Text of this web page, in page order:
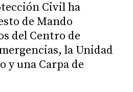
Civil ha
de Mando
del Centro de
la Unidad
y una Carpa de